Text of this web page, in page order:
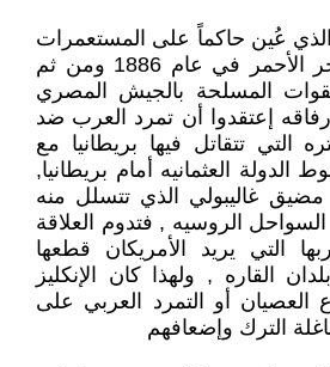
عُين حاكماً على المستعمرات
البريطانية بمنطقة البحر الأحمر في عام 1886 ومن ثم
المسلحة بالجيش المصري
وبعض رفاقه إعتقدوا أن تمرد العرب ضد
التي تتقاتل فيها بريطانيا مع
الدولة العثمانيه أمام بريطانيا,
مضيق غاليبولي الذي تتسلل منه
الروسيه , فتدوم العلاقة
التي يريد الأمريكان قطعها
القاره , ولهذا كان الإنكليز
أو التمرد العربي على
الترك وإضعافهم